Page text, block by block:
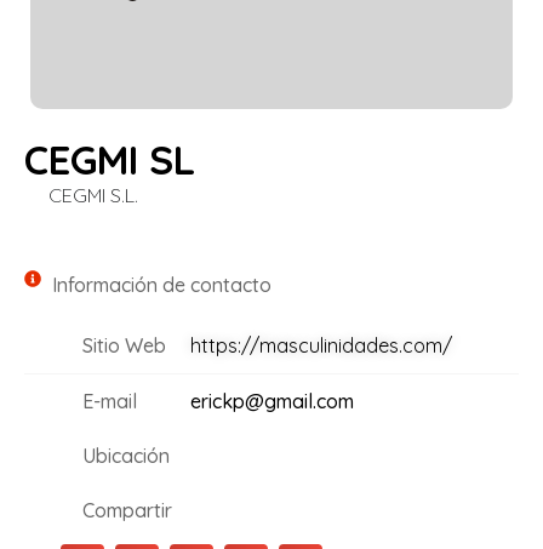
CEGMI SL
CEGMI S.L.
Información de contacto
Sitio Web https://masculinidades.com/
E-mail erickp@gmail.com
Ubicación
Compartir